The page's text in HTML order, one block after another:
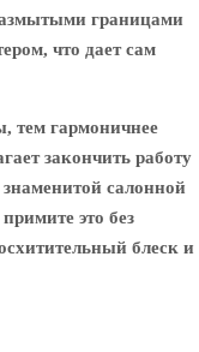
границами
что дает сам
тем гармоничнее
закончить работу
салонной
это без
блеск и